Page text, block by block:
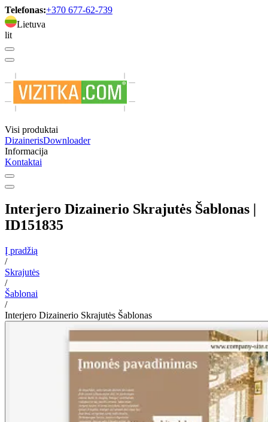
Telefonas:+370 677-62-739
Lietuva
lit
Visi produktai
DizainerisDownloader
Informacija
Kontaktai
Interjero Dizainerio Skrajutės Šablonas |
ID151835
Į pradžią
/
Skrajutės
/
Šablonai
/
Interjero Dizainerio Skrajutės Šablonas